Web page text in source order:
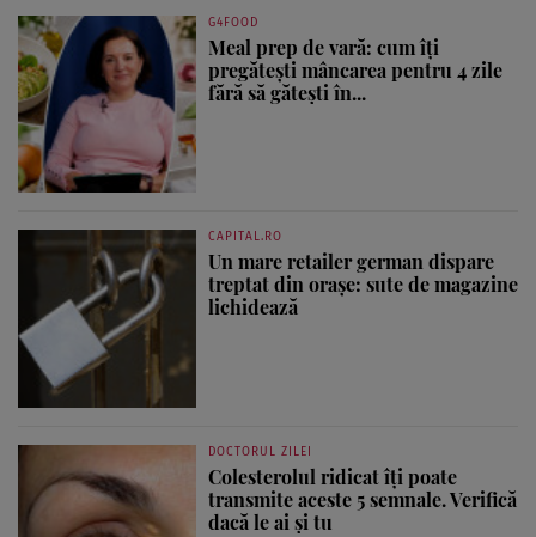
G4FOOD
Meal prep de vară: cum îți
pregătești mâncarea pentru 4 zile
fără să gătești în...
CAPITAL.RO
Un mare retailer german dispare
treptat din orașe: sute de magazine
lichidează
DOCTORUL ZILEI
Colesterolul ridicat îți poate
transmite aceste 5 semnale. Verifică
dacă le ai și tu